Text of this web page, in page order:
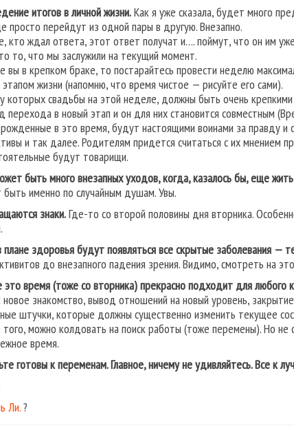
итогов в личной жизни.Как я уже сказала, будет много
просто перейдут из одной пары в другую. Внезапно.
кто ждал ответа, этот ответ получат и…. поймут, что он им
то, что мы заслужили на текущий момент.
вы в крепком браке, то постарайтесь провести неделю
жизни (напомню, что время чистое — рисуйте его сами).
которых свадьбы на этой неделе, должны быть очень
перехода в новый этап и он для них становится совместным
в это время, будут настоящими воинами за правду
и так далее. Родителям придется считаться с их мнением
будут товарищи.
быть много внезапных уходов, когда, казалось бы, еще
именно по случайным душам. Увы.
знаки.Где-то со второй половины дня вторника.
плане здоровья будут появляться все скрытые заболевания —
до внезапного падения зрения. Видимо, смотреть на
время (тоже со вторника) прекрасно подходит для любого
новое знакомство, вывод отношений на новый уровень,
штучки, которые должны существенно изменить текущее
можно колдовать на поиск работы (тоже перемены). Но
время.
готовы к переменам. Главное, ничему не удивляйтесь. Все к
Ли.?